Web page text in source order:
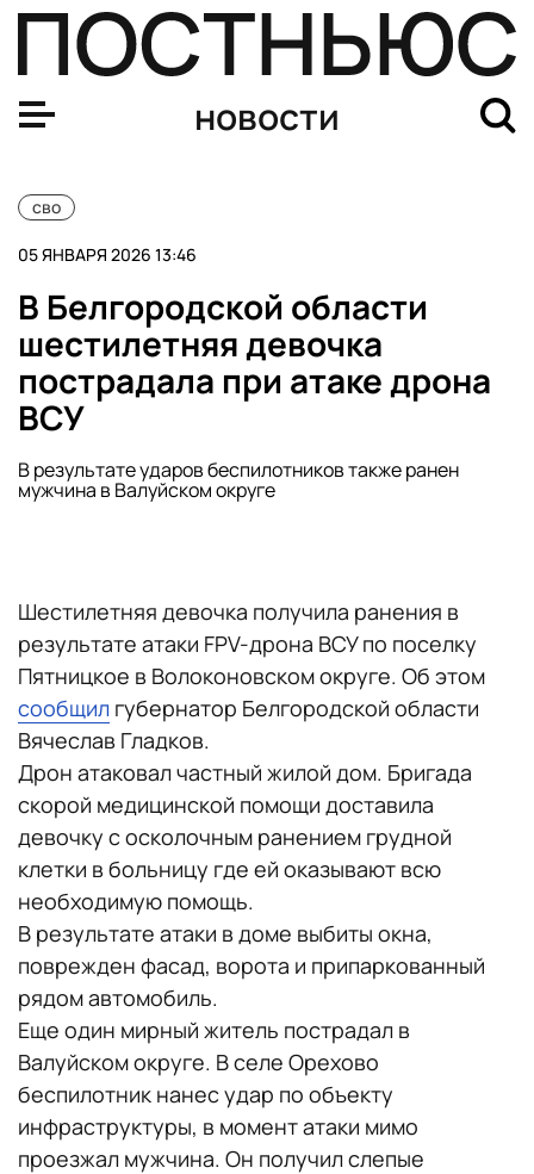
новости
сво
05 ЯНВАРЯ 2026 13:46
В Белгородской области
шестилетняя девочка
пострадала при атаке дрона
ВСУ
В результате ударов беспилотников также ранен
мужчина в Валуйском округе
Шестилетняя девочка получила ранения в
результате атаки FPV-дрона ВСУ по поселку
Пятницкое в Волоконовском округе. Об этом
сообщил губернатор Белгородской области
Вячеслав Гладков.
Дрон атаковал частный жилой дом. Бригада
скорой медицинской помощи доставила
девочку с осколочным ранением грудной
клетки в больницу где ей оказывают всю
необходимую помощь.
В результате атаки в доме выбиты окна,
поврежден фасад, ворота и припаркованный
рядом автомобиль.
Еще один мирный житель пострадал в
Валуйском округе. В селе Орехово
беспилотник нанес удар по объекту
инфраструктуры, в момент атаки мимо
проезжал мужчина. Он получил слепые
ВС РФ поразили предприятия ВПК Украины и центр